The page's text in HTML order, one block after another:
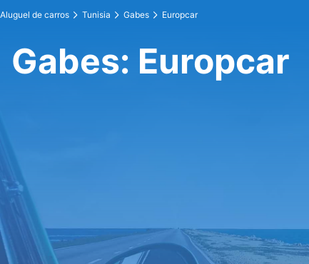
Aluguel de carros Tunisia Gabes Europcar
Gabes: Europcar